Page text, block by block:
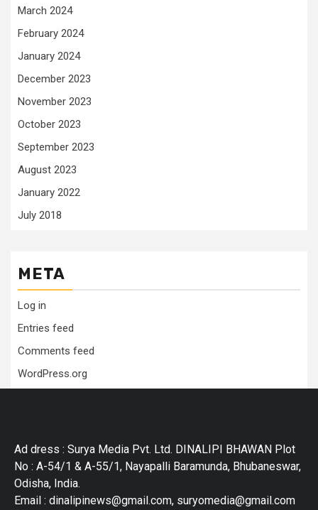
March 2024
February 2024
January 2024
December 2023
November 2023
October 2023
September 2023
August 2023
January 2022
July 2018
META
Log in
Entries feed
Comments feed
WordPress.org
Ad dress : Surya Media Pvt. Ltd. DINALIPI BHAWAN Plot
No : A-54/1 & A-55/1, Nayapalli Baramunda, Bhubaneswar,
Odisha, India.
Email : dinalipinews@gmail.com, suryomedia@gmail.com